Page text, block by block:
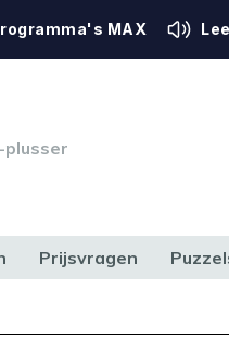
MAX
plusser
Prijsvragen